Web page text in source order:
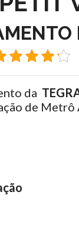
da
de